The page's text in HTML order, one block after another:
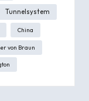
Tunnelsystem
China
von Braun